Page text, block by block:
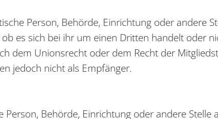
Person, Behörde, Einrichtung oder andere
es sich bei ihr um einen Dritten handelt oder
dem Unionsrecht oder dem Recht der
jedoch nicht als Empfänger.
Behörde, Einrichtung oder andere